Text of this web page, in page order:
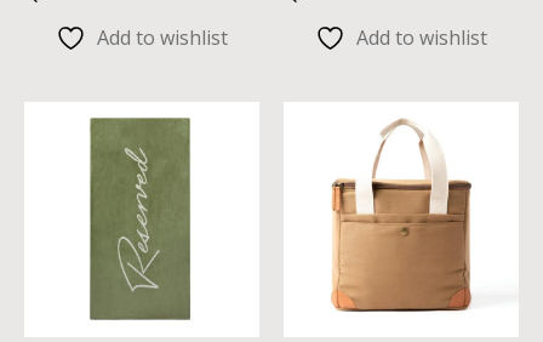
Add to wishlist Add to wishlist